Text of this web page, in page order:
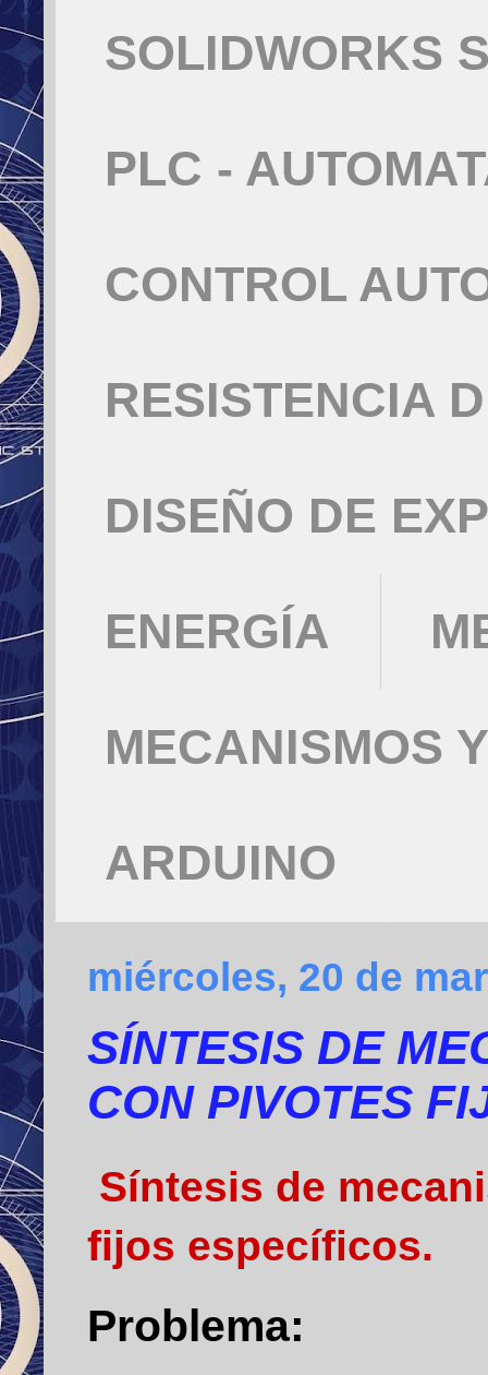
SOLIDWORKS
PLC -
CONTROL
RESISTENCIA
DISEÑO DE
ENERGÍA
MECANISMOS
ARDUINO
miércoles, 20 de
SÍNTESIS DE
CON PIVOTES
Síntesis de
fijos específicos.
Problema: